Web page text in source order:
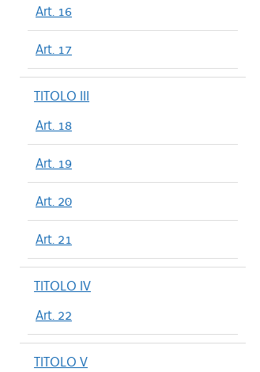
Art. 16
Art. 17
TITOLO III
Art. 18
Art. 19
Art. 20
Art. 21
TITOLO IV
Art. 22
TITOLO V